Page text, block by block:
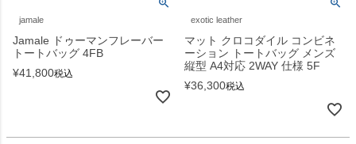
jamale
Jamale ドゥーマンフレーバー
トートバッグ 4FB
¥41,800税込
exotic leather
マット クロコダイル コンビネ
ーション トートバッグ メンズ
縦型 A4対応 2WAY 仕様 5F
¥36,300税込